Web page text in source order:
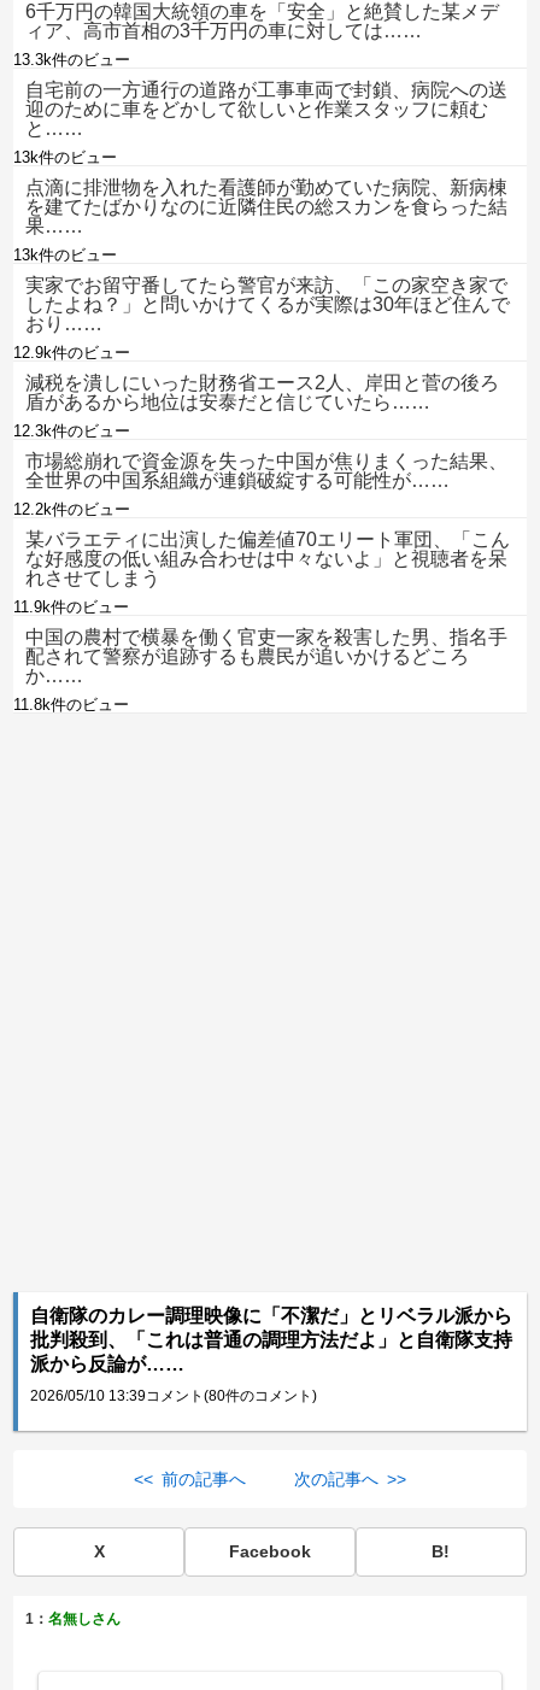
6千万円の韓国大統領の車を「安全」と絶賛した某メデ
ィア、高市首相の3千万円の車に対しては……
13.3k件のビュー
自宅前の一方通行の道路が工事車両で封鎖、病院への送
迎のために車をどかして欲しいと作業スタッフに頼む
と……
13k件のビュー
点滴に排泄物を入れた看護師が勤めていた病院、新病棟
を建てたばかりなのに近隣住民の総スカンを食らった結
果……
13k件のビュー
実家でお留守番してたら警官が来訪、「この家空き家で
したよね？」と問いかけてくるが実際は30年ほど住んで
おり……
12.9k件のビュー
減税を潰しにいった財務省エース2人、岸田と菅の後ろ
盾があるから地位は安泰だと信じていたら……
12.3k件のビュー
市場総崩れで資金源を失った中国が焦りまくった結果、
全世界の中国系組織が連鎖破綻する可能性が……
12.2k件のビュー
某バラエティに出演した偏差値70エリート軍団、「こん
な好感度の低い組み合わせは中々ないよ」と視聴者を呆
れさせてしまう
11.9k件のビュー
中国の農村で横暴を働く官吏一家を殺害した男、指名手
配されて警察が追跡するも農民が追いかけるどころ
か……
11.8k件のビュー
自衛隊のカレー調理映像に「不潔だ」とリベラル派から
批判殺到、「これは普通の調理方法だよ」と自衛隊支持
派から反論が……
2026/05/10 13:39コメント(80件のコメント)
<< 前の記事へ 次の記事へ >>
X Facebook B!
1：名無しさん